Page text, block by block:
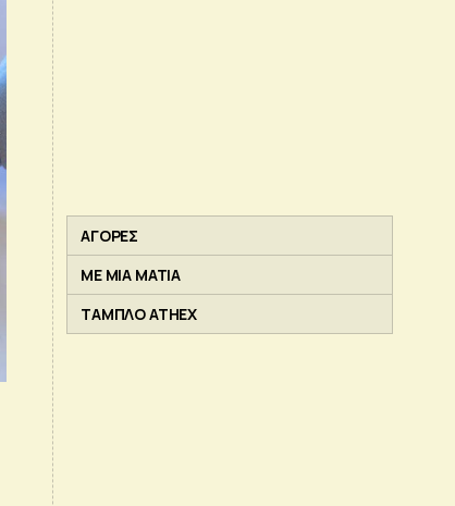
ΑΓΟΡΕΣ
ΜΕ ΜΙΑ ΜΑΤΙΑ
ΤΑΜΠΛΟ ATHEX